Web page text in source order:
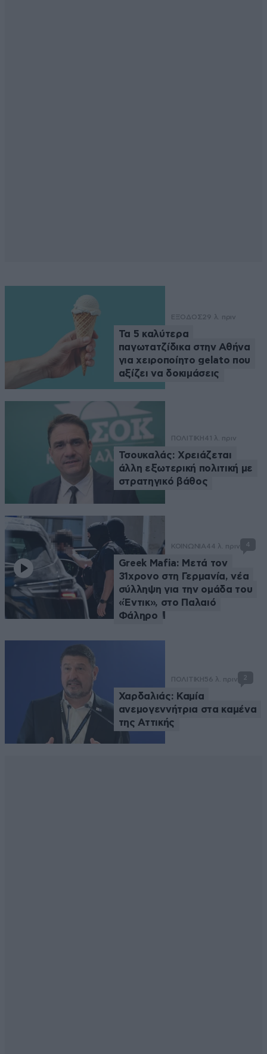
ΕΞΟΔΟΣ29 λ. πριν
Τα 5 καλύτερα
παγωτατζίδικα στην Αθήνα
για χειροποίητο gelato που
αξίζει να δοκιμάσεις
ΠΟΛΙΤΙΚΗ41 λ. πριν
Τσουκαλάς: Xρειάζεται
άλλη εξωτερική πολιτική με
στρατηγικό βάθος
ΚΟΙΝΩΝΙΑ44 λ. πριν 4
Greek Mafia: Μετά τον
31χρονο στη Γερμανία, νέα
σύλληψη για την ομάδα του
«Έντικ», στο Παλαιό
Φάληρο
ΠΟΛΙΤΙΚΗ56 λ. πριν 2
Χαρδαλιάς: Καμία
ανεμογεννήτρια στα καμένα
της Αττικής